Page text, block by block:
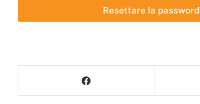
Resettare la password